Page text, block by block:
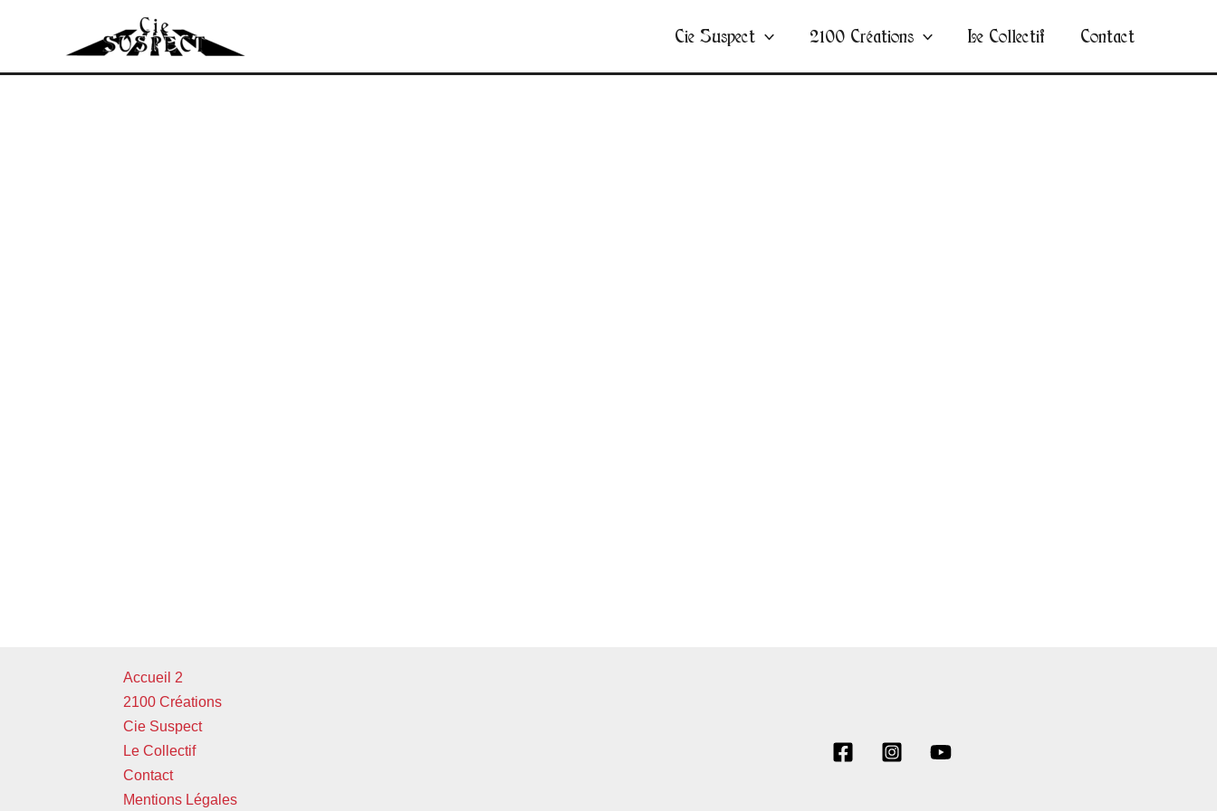
Cie Suspect 2100 Créations Le Collectif Contact
Accueil 2
2100 Créations
Cie Suspect
Le Collectif
Contact
Mentions Légales